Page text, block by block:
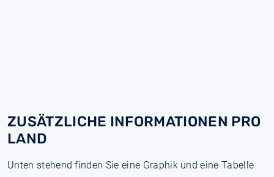
ZUSÄTZLICHE INFORMATIONEN PRO
LAND
Unten stehend finden Sie eine Graphik und eine Tabelle